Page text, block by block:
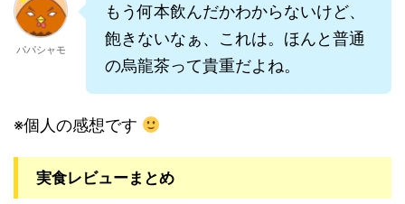
パパシャモ
もう何本飲んだかわからないけど、
飽きないなぁ、これは。ほんと普通
の烏龍茶って貴重だよね。
※個人の感想です
実食レビューまとめ